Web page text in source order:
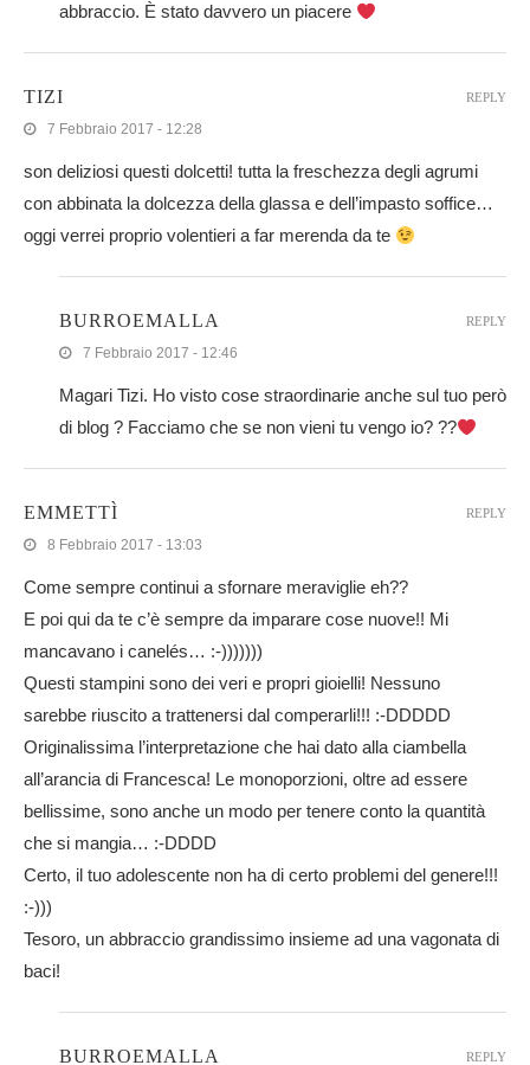
abbraccio. È stato davvero un piacere
TIZI
7 Febbraio 2017 - 12:28
son deliziosi questi dolcetti! tutta la freschezza degli agrumi
con abbinata la dolcezza della glassa e dell’impasto soffice…
oggi verrei proprio volentieri a far merenda da te
REPLY
BURROEMALLA
7 Febbraio 2017 - 12:46
Magari Tizi. Ho visto cose straordinarie anche sul tuo però
di blog ? Facciamo che se non vieni tu vengo io? ??
REPLY
EMMETTÌ
8 Febbraio 2017 - 13:03
Come sempre continui a sfornare meraviglie eh??
E poi qui da te c’è sempre da imparare cose nuove!! Mi
mancavano i canelés… :-)))))))
Questi stampini sono dei veri e propri gioielli! Nessuno
sarebbe riuscito a trattenersi dal comperarli!!! :-DDDDD
Originalissima l’interpretazione che hai dato alla ciambella
all’arancia di Francesca! Le monoporzioni, oltre ad essere
bellissime, sono anche un modo per tenere conto la quantità
che si mangia… :-DDDD
Certo, il tuo adolescente non ha di certo problemi del genere!!!
:-)))
Tesoro, un abbraccio grandissimo insieme ad una vagonata di
baci!
REPLY
BURROEMALLA REPLY